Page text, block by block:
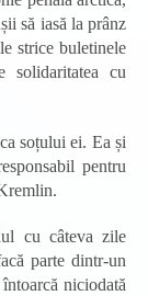
să iasă la prânz
strice buletinele
solidaritatea cu
soțului ei. Ea și
pentru
cu câteva zile
parte dintr-un
niciodată